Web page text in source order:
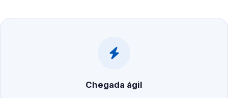
Chegada ágil